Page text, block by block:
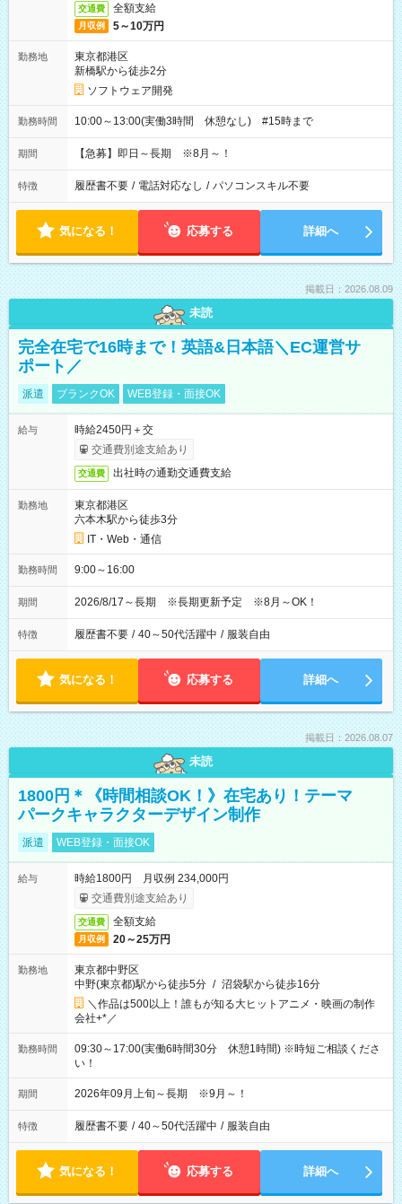
交通費 全額支給
月収例 5～10万円
勤務地
東京都港区
新橋駅から徒歩2分
ソフトウェア開発
勤務時間 10:00～13:00(実働3時間 休憩なし) #15時まで
期間 【急募】即日～長期 ※8月～！
特徴 履歴書不要 / 電話対応なし / パソコンスキル不要
気になる！ 応募する 詳細へ
掲載日：2026.08.09
未読
完全在宅で16時まで！英語&日本語＼EC運営サ
ポート／
派遣 ブランクOK WEB登録・面接OK
給与
時給2450円＋交
交通費別途支給あり
交通費 出社時の通勤交通費支給
勤務地
東京都港区
六本木駅から徒歩3分
IT・Web・通信
勤務時間 9:00～16:00
期間 2026/8/17～長期 ※長期更新予定 ※8月～OK！
特徴 履歴書不要 / 40～50代活躍中 / 服装自由
気になる！ 応募する 詳細へ
掲載日：2026.08.07
未読
1800円＊《時間相談OK！》在宅あり！テーマ
パークキャラクターデザイン制作
派遣 WEB登録・面接OK
給与
時給1800円 月収例 234,000円
交通費別途支給あり
交通費 全額支給
月収例 20～25万円
勤務地
東京都中野区
中野(東京都)駅から徒歩5分 / 沼袋駅から徒歩16分
＼作品は500以上！誰もが知る大ヒットアニメ・映画の制作
会社+*／
勤務時間
09:30～17:00(実働6時間30分 休憩1時間) ※時短ご相談くださ
い！
期間 2026年09月上旬～長期 ※9月～！
特徴 履歴書不要 / 40～50代活躍中 / 服装自由
気になる！ 応募する 詳細へ